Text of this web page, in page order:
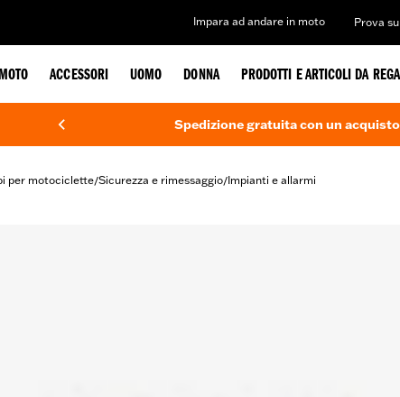
Impara ad andare in moto Prova
ACCESSORI UOMO DONNA PRODOTTI E ARTICOLI DA
Spedizione gratuita con un
per motociclette/Sicurezza e rimessaggio/Impianti e allarmi